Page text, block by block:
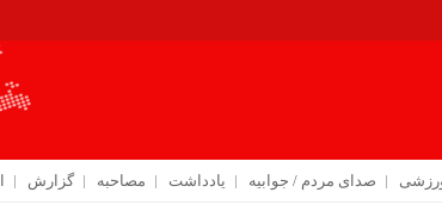
صدای مردم / جوابیه یادداشت مصاحبه گزارش